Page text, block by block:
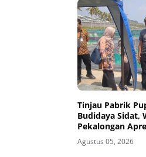
Tinjau Pabrik
Budidaya Sidat,
Pekalongan
Ketahanan
Nusakambangan
Agustus 05, 2026